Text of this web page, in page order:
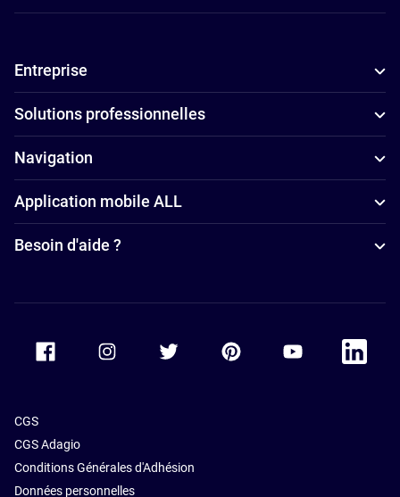
Entreprise
Solutions professionnelles
Navigation
Application mobile ALL
Besoin d'aide ?
Accor Youtube
Accor
CGS
CGS Adagio
Conditions Générales d'Adhésion
Données personnelles